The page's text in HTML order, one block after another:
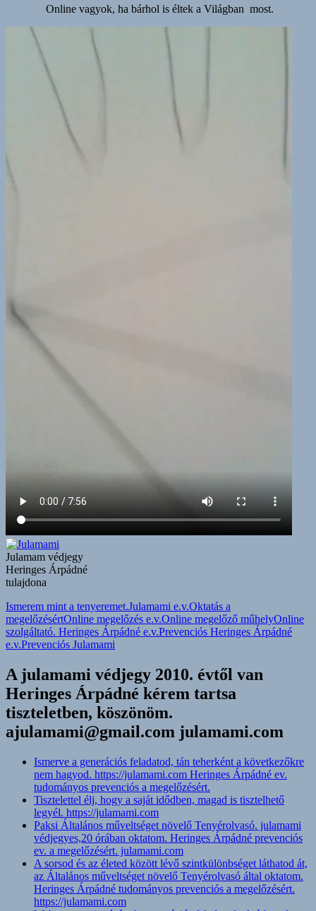
Online vagyok, ha bárhol is éltek a Világban most.
Julamam védjegy
Heringes Árpádné
tulajdona
Ismerem mint a tenyeremet.Julamami e.v.Oktatás a
megelőzésértOnline megelőzés e.v.Online megelőző műhelyOnline
szolgáltató. Heringes Árpádné e.v.Prevenciós Heringes Árpádné
e.v.Prevenciós Julamami
A julamami védjegy 2010. évtől van
Heringes Árpádné kérem tartsa
tiszteletben, köszönöm.
ajulamami@gmail.com julamami.com
Ismerve a generációs feladatod, tán teherként a következőkre
nem hagyod. https://julamami.com Heringes Árpádné ev.
tudományos prevenciós a megelőzésért.
Tisztelettel élj, hogy a saját idődben, magad is tisztelhető
legyél. https://julamami.com
Paksi Általános műveltséget növelő Tenyérolvasó. julamami
védjegyes,20 órában oktatom. Heringes Árpádné prevenciós
ev. a megelőzésért. julamami.com
A sorsod és az életed között lévő szintkülönbséget láthatod át,
az Általános műveltséget növelő Tenyérolvasó által oktatom.
Heringes Árpádné tudományos prevenciós a megelőzésért.
https://julamami.com